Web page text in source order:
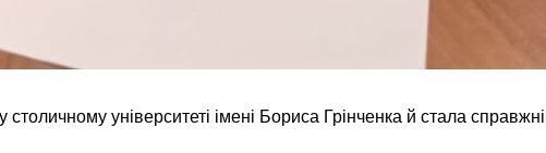
університеті імені Бориса Грінченка й стала